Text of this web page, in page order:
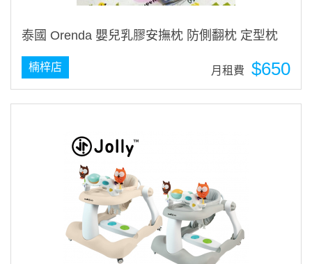
泰國 Orenda 嬰兒乳膠安撫枕 防側翻枕 定型枕
$650
月租費
楠梓店